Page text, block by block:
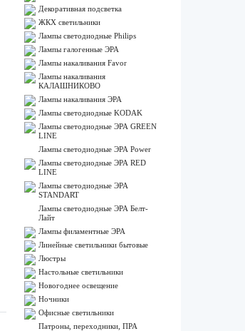
Декоративная подсветка
ЖКХ светильники
Лампы cветодиодные Philips
Лампы галогенные ЭРА
Лампы накаливания Favor
Лампы накаливания
КАЛАШНИКОВО
Лампы накаливания ЭРА
Лампы светодиодные KODAK
Лампы светодиодные ЭРА GREEN
LINE
Лампы светодиодные ЭРА Power
Лампы светодиодные ЭРА RED
LINE
Лампы светодиодные ЭРА
STANDART
Лампы светодиодные ЭРА Белт-
Лайт
Лампы филаментные ЭРА
Линейные светильники бытовые
Люстры
Настольные светильники
Новогоднее освещение
Ночники
Офисные светильники
Патроны, переходники, ПРА